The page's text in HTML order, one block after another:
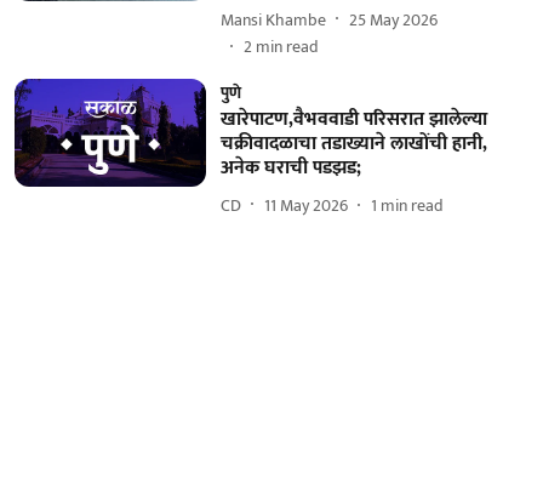
Mansi Khambe
25 May 2026
2min read
पुणे
खारेपाटण,वैभववाडी परिसरात झालेल्या
चक्रीवादळाचा तडाख्याने लाखोंची हानी,
अनेक घराची पडझड;
CD 11 May 2026 1 min read